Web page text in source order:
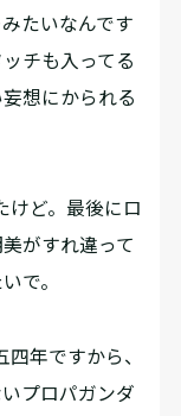
たいなんです
チも入ってる
想にかられる
けど。最後にロ
がすれ違って
で。
年ですから、
プロパガンダ